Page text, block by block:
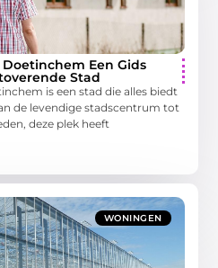
Een Gids
Stad
is een stad die alles biedt
de levendige stadscentrum tot
deze plek heeft
WONINGEN